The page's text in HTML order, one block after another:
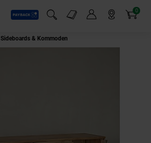
Payback
Suchfeld einblenden
Markt-Angebote 0
Artikel
Sideboards & Kommoden